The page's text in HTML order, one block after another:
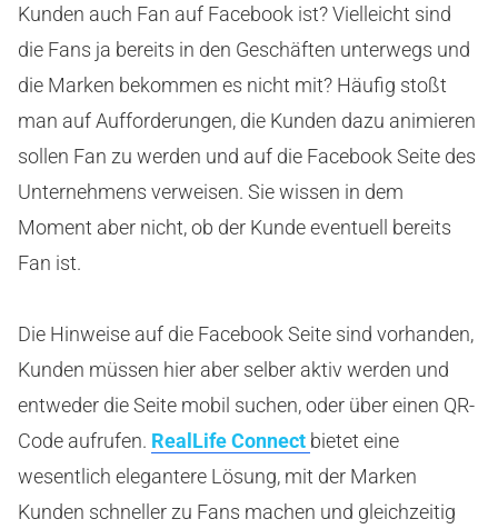
Kunden auch Fan auf Facebook ist? Vielleicht sind
die Fans ja bereits in den Geschäften unterwegs und
die Marken bekommen es nicht mit? Häufig stoßt
man auf Aufforderungen, die Kunden dazu animieren
sollen Fan zu werden und auf die Facebook Seite des
Unternehmens verweisen. Sie wissen in dem
Moment aber nicht, ob der Kunde eventuell bereits
Fan ist.
Die Hinweise auf die Facebook Seite sind vorhanden,
Kunden müssen hier aber selber aktiv werden und
entweder die Seite mobil suchen, oder über einen QR-
Code aufrufen. RealLife Connect bietet eine
wesentlich elegantere Lösung, mit der Marken
Kunden schneller zu Fans machen und gleichzeitig